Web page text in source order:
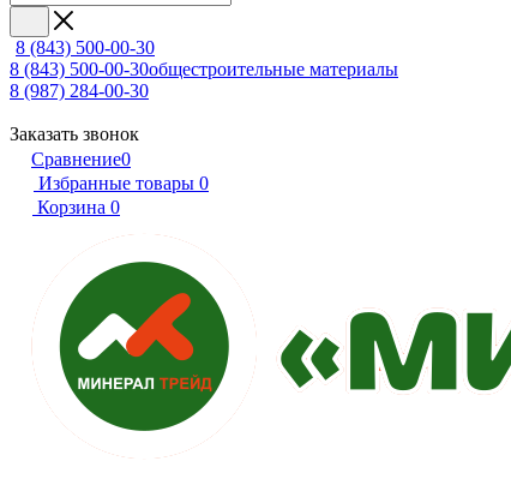
8 (843) 500-00-30
8 (843) 500-00-30общестроительные материалы
8 (987) 284-00-30
Заказать звонок
Сравнение0
Избранные товары 0
Корзина 0